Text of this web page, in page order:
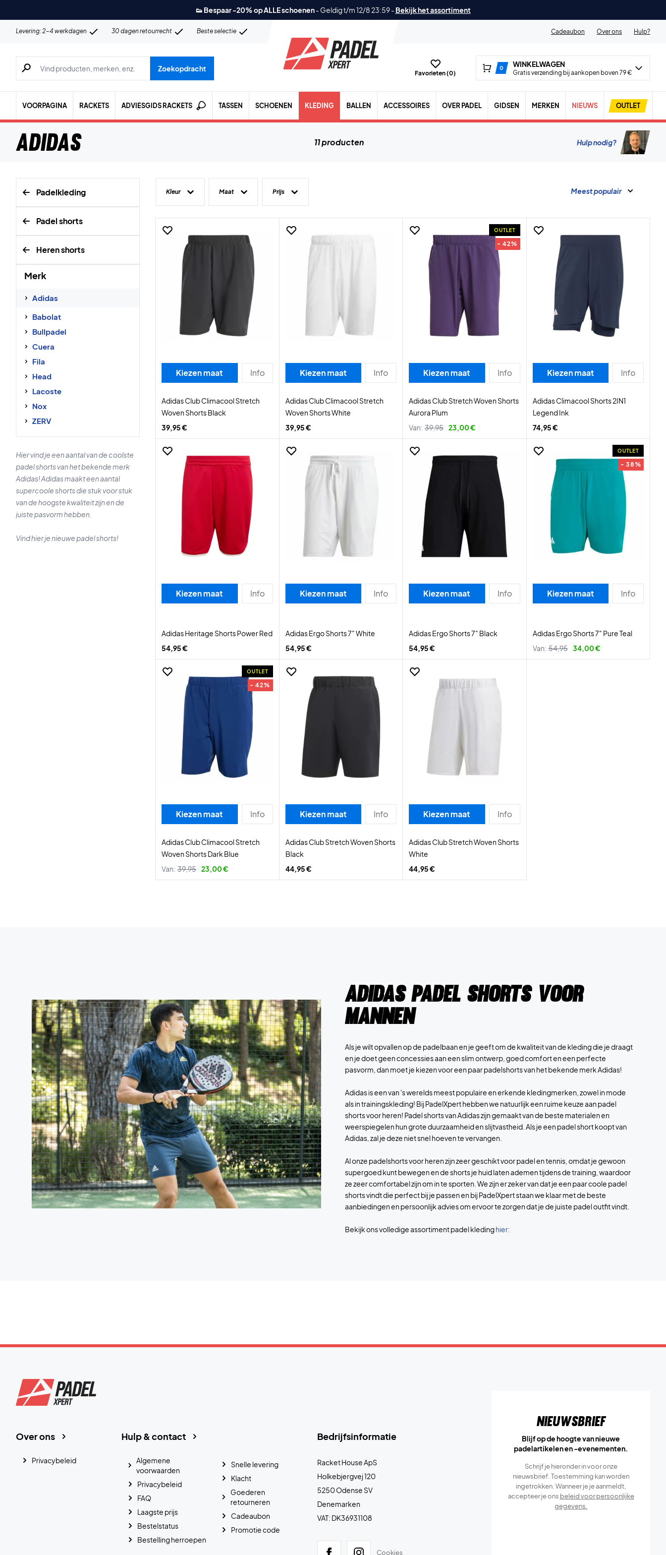
👟 Bespaar -20% op ALLE schoenen- Geldig t/m 12/8 23:59- Bekijk het assortiment
Levering: 2-4 werkdagen 30 dagen retourrecht Beste selectie Cadeaubon Over ons Hulp?
Zoeken naar producten, merken etc.
Zoekopdracht
Favorieten (0)
0 WINKELWAGEN
Gratis verzending bij aankopen boven 79 €
VOORPAGINA RACKETS ADVIESGIDS RACKETS TASSEN SCHOENEN KLEDING BALLEN ACCESSOIRES OVER PADEL GIDSEN MERKEN NIEUWS OUTLET
Adidas 11 producten Hulp nodig?
Padelkleding
Padel shorts
Heren shorts
Merk
Adidas
Babolat
Bullpadel
Cuera
Fila
Head
Lacoste
Nox
ZERV
Hier vind je een aantal van de coolste
padel shorts van het bekende merk
Adidas! Adidas maakt een aantal
supercoole shorts die stuk voor stuk
van de hoogste kwaliteit zijn en de
juiste pasvorm hebben.
Vind hier je nieuwe padel shorts!
Kleur Maat Prijs Meest populair
Kiezen maat Info
Adidas Club Climacool Stretch
Woven Shorts Black
39,95 €
Kiezen maat Info
Adidas Club Climacool Stretch
Woven Shorts White
39,95 €
OUTLET
- 42%
Kiezen maat Info
Adidas Club Stretch Woven Shorts
Aurora Plum
Van: 39,95 23,00 €
Kiezen maat Info
Adidas Climacool Shorts 2IN1
Legend Ink
74,95 €
Kiezen maat Info
Adidas Heritage Shorts Power Red
54,95 €
Kiezen maat Info
Adidas Ergo Shorts 7" White
54,95 €
Kiezen maat Info
Adidas Ergo Shorts 7" Black
54,95 €
OUTLET
- 38%
Kiezen maat Info
Adidas Ergo Shorts 7" Pure Teal
Van: 54,95 34,00 €
OUTLET
- 42%
Kiezen maat Info
Adidas Club Climacool Stretch
Woven Shorts Dark Blue
Van: 39,95 23,00 €
Kiezen maat Info
Adidas Club Stretch Woven Shorts
Black
44,95 €
Kiezen maat Info
Adidas Club Stretch Woven Shorts
White
44,95 €
Adidas padel shorts voor
mannen
Als je wilt opvallen op de padelbaan en je geeft om de kwaliteit van de kleding die je draagt
en je doet geen concessies aan een slim ontwerp, goed comfort en een perfecte
pasvorm, dan moet je kiezen voor een paar padelshorts van het bekende merk Adidas!
Adidas is een van 's werelds meest populaire en erkende kledingmerken, zowel in mode
als in trainingskleding! Bij PadelXpert hebben we natuurlijk een ruime keuze aan padel
shorts voor heren! Padel shorts van Adidas zijn gemaakt van de beste materialen en
weerspiegelen hun grote duurzaamheid en slijtvastheid. Als je een padel short koopt van
Adidas, zal je deze niet snel hoeven te vervangen.
Al onze padelshorts voor heren zijn zeer geschikt voor padel en tennis, omdat je gewoon
supergoed kunt bewegen en de shorts je huid laten ademen tijdens de training, waardoor
ze zeer comfortabel zijn om in te sporten. We zijn er zeker van dat je een paar coole padel
shorts vindt die perfect bij je passen en bij PadelXpert staan we klaar met de beste
aanbiedingen en persoonlijk advies om ervoor te zorgen dat je de juiste padel outfit vindt.
Bekijk ons volledige assortiment padel kledinghier:
Bedrijfsinformatie
Racket House ApS
Holkebjergvej 120
5250 Odense SV
Denemarken
VAT: DK36931108
Cookies
Hulp & contact
Algemene
voorwaarden
Privacybeleid
FAQ
Laagste prijs
Bestelstatus
Bestelling herroepen
Snelle levering
Klacht
Goederen
retourneren
Cadeaubon
Promotie code
Over ons
Privacybeleid
Nieuwsbrief
Blijf op de hoogte van nieuwe
padelartikelen en -evenementen.
Schrijf je hieronder in voor onze
nieuwsbrief. Toestemming kan worden
ingetrokken. Wanneer je je aanmeldt,
accepteer je ons beleid voor persoonlijke
gegevens.